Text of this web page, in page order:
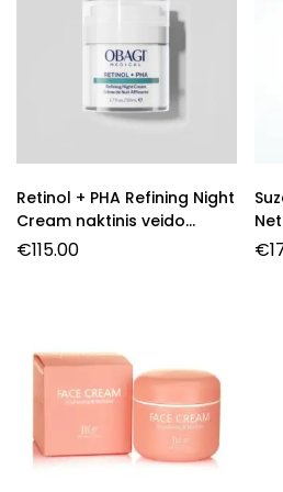
Retinol + PHA Refining Night
Cream naktinis veido
kremas su retinoliu, 50 ml.
€115.00 €